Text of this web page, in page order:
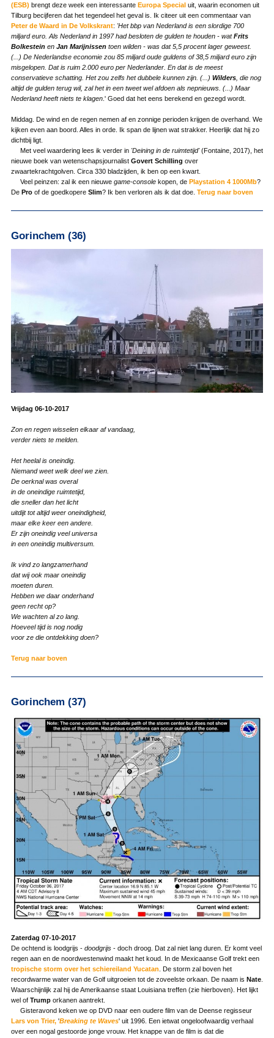
(ESB) brengt deze week een interessante Europa Special uit, waarin economen uit
Tilburg becijferen dat het tegendeel het geval is. Ik citeer uit een commentaar van
Peter de Waard in De Volkskrant: 'Het bbp van Nederland is een slordige 700
miljard euro. Als Nederland in 1997 had besloten de gulden te houden - watFrits
Bolkesteinen Jan Marijnissentoen wilden - was dat 5,5 procent lager geweest.
(...) De Nederlandse economie zou 85 miljard oude guldens of 38,5 miljard euro zijn
misgelopen. Dat is ruim 2.000 euro per Nederlander. En dat is de meest
conservatieve schatting. Het zou zelfs het dubbele kunnen zijn. (...) Wilders, die nog
altijd de gulden terug wil, zal het in een tweet wel afdoen als nepnieuws. (...) Maar
Nederland heeft niets te klagen.' Goed dat het eens berekend en gezegd wordt.
Middag. De wind en de regen nemen af en zonnige perioden krijgen de overhand. We
kijken even aan boord. Alles in orde. Ik span de lijnen wat strakker. Heerlijk dat hij zo
dichtbij ligt.
Met veel waardering lees ik verder in 'Deining in de ruimtetijd'(Fontaine, 2017), het
nieuwe boek van wetenschapsjournalist Govert Schilling over
zwaartekrachtgolven. Circa 330 bladzijden, ik ben op een kwart.
Veel peinzen: zal ik een nieuwegame-consolekopen, de Playstation 4 1000Mb?
De Proof de goedkopere Slim? Ik ben verloren als ik dat doe. Terug naar boven
Gorinchem (36)
Vrijdag 06-10-2017
Zon en regen wisselen elkaar af vandaag,
verder niets te melden.
Het heelal is oneindig.
Niemand weet welk deel we zien.
De oerknal was overal
in de oneindige ruimtetijd,
die sneller dan het licht
uitdijt tot altijd weer oneindigheid,
maar elke keer een andere.
Er zijn oneindig veel universa
in een oneindig multiversum.
Ik vind zo langzamerhand
dat wij ook maar oneindig
moeten duren.
Hebben we daar onderhand
geen recht op?
We wachten al zo lang.
Hoeveel tijd is nog nodig
voor ze die ontdekking doen?
Terug naar boven
Gorinchem (37)
Zaterdag 07-10-2017
De ochtend is loodgrijs - doodgrijs- doch droog. Dat zal niet lang duren. Er komt veel
regen aan en de noordwestenwind maakt het koud. In de Mexicaanse Golf trekt een
tropische storm over het schiereiland Yucatan . De storm zal boven het
recordwarme water van de Golf uitgroeien tot de zoveelste orkaan. De naam is Nate.
Waarschijnlijk zal hij de Amerikaanse staat Louisiana treffen (zie hierboven). Het lijkt
wel of Trumporkanen aantrekt.
Gisteravond keken we op DVD naar een oudere film van de Deense regisseur
Lars von Trier,'Breaking te Waves' uit 1996. Een ietwat ongeloofwaardig verhaal
over een nogal gestoorde jonge vrouw. Het knappe van de film is dat die